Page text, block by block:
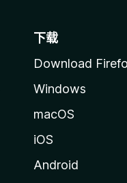
下载
Download
Windows
macOS
iOS
Android